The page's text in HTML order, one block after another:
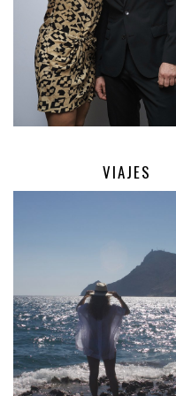
VIAJES